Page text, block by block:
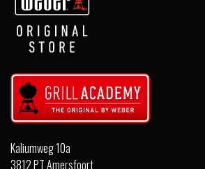
Kaliumweg 10a
3812 PT Amersfoort